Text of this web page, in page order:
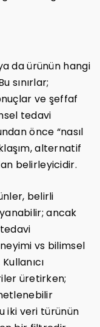
da ürünün hangi
sınırlar;
ve şeffaf
tedavi
önce “nasıl
alternatif
belirleyicidir.
belirli
ancak
vs bilimsel
üretirken;
iki veri türünün